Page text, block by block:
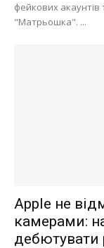
фейкових
"Матрьошка". ...
Apple не
камерами:
дебютувати